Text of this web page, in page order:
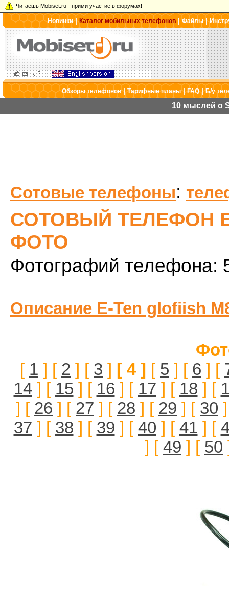
Читаешь Mobiset.ru - прими участие в форумах!
Новинки|Каталог мобильных телефонов |Файлы|
Обзоры телефонов|Тарифные планы|FAQ|Б/у
10 мыслей о
Сотовые телефоны:
СОТОВЫЙ ТЕЛЕФОН E-
ФОТО
Фотографий телефона:
Описание E-Ten glofiish
[ 1 ] [ 2 ] [ 3 ] [ 4 ] [ 5 ] [ 6 ] [
14] [ 15 ] [ 16 ] [ 17 ] [ 18 ] [
] [ 26 ] [ 27 ] [ 28 ] [ 29 ] [ 30
37 ] [ 38 ] [ 39 ] [ 40 ] [ 41 ] [
] [ 49 ] [ 50